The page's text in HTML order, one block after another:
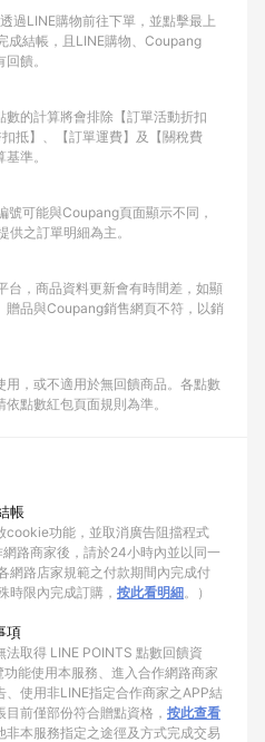
過LINE購物前往下單，並點擊最上
成結帳，且LINE購物、Coupang
饋。
的計算將會排除【訂單活動折扣
抵】、【訂單運費】及【關稅費
準。
號可能與Coupang頁面顯示不同，
之訂單明細為主。
台，商品資料更新會有時間差，如顯
贈品與Coupang銷售網頁不符，以銷
，或不適用於無回饋商品。各點數
點數紅包頁面規則為準。
帳
cookie功能，並取消廣告阻擋程式
網路商家後，請於24小時內並以同一
網路店家規範之付款期間內完成付
時限內完成訂購， 按此看明細。）
項
取得 LINE POINTS 點數回饋資
能使用本服務、進入合作網路商家
使用非LINE指定合作商家之APP結
前僅部份符合贈點資格， 按此查看
非本服務指定之途徑及方式完成交易